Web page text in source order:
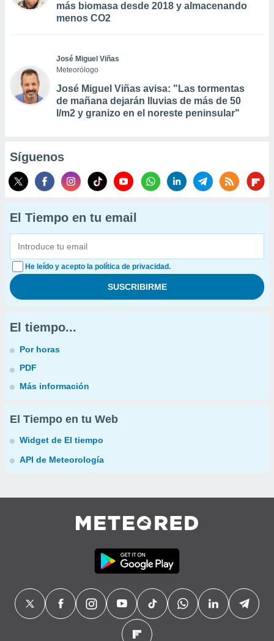
más biomasa desde 2018 y almacenando
menos CO2
José Miguel Viñas
Meteorólogo
José Miguel Viñas avisa: "Las tormentas
de mañana dejarán lluvias de más de 50
l/m2 y granizo en el noreste peninsular"
Síguenos
El Tiempo en tu email
He leído y acepto la política de privacidad.
El tiempo...
Por horas
PDF
Más información
El Tiempo en tu Web
Widget de El tiempo
API de Meteorología